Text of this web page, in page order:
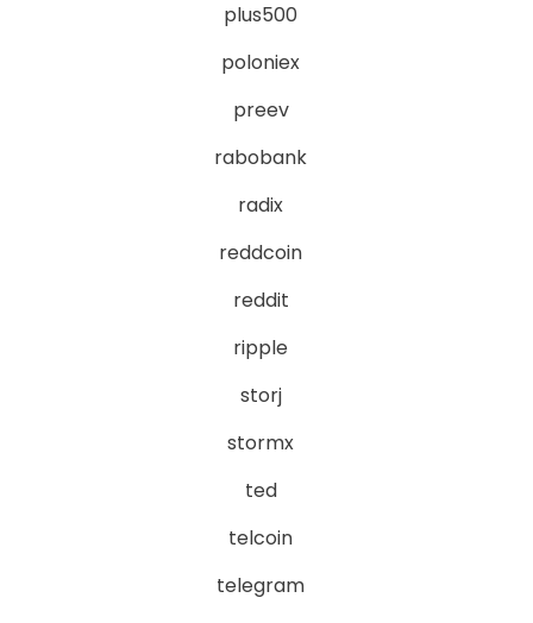
plus500
poloniex
preev
rabobank
radix
reddcoin
reddit
ripple
storj
stormx
ted
telcoin
telegram